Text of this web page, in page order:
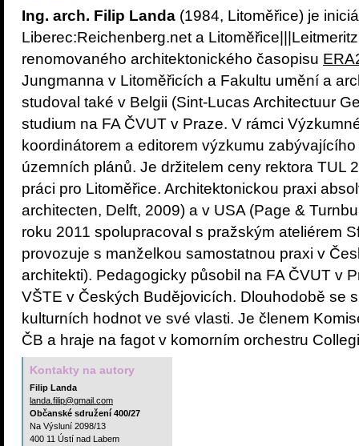
Ing. arch. Filip Landa (1984, Litoměřice) je
Liberec:Reichenberg.net a
renomovaného architektonického časopisu
Jungmanna v Litoměřicích a Fakultu umění a
studoval také v Belgii (Sint-Lucas Architectuur
studium na FA ČVUT v Praze. V rámci
koordinátorem a editorem výzkumu
územních plánů. Je držitelem ceny rektora TUL
práci pro Litoměřice. Architektonickou praxi
architecten, Delft, 2009) a v USA (Page &
roku 2011 spolupracoval s pražským ateliérem
provozuje s manželkou samostatnou praxi v
architekti). Pedagogicky působil na FA ČVUT v
VŠTE v Českých Budějovicích. Dlouhodobě se
kulturních hodnot ve své vlasti. Je členem
ČB a hraje na fagot v komorním orchestru
Kontakty na autory
Filip Landa
landa.filip@gmail.com
Občanské sdružení 400/27
Na Výsluní 2098/13
400 11 Ústí nad Labem